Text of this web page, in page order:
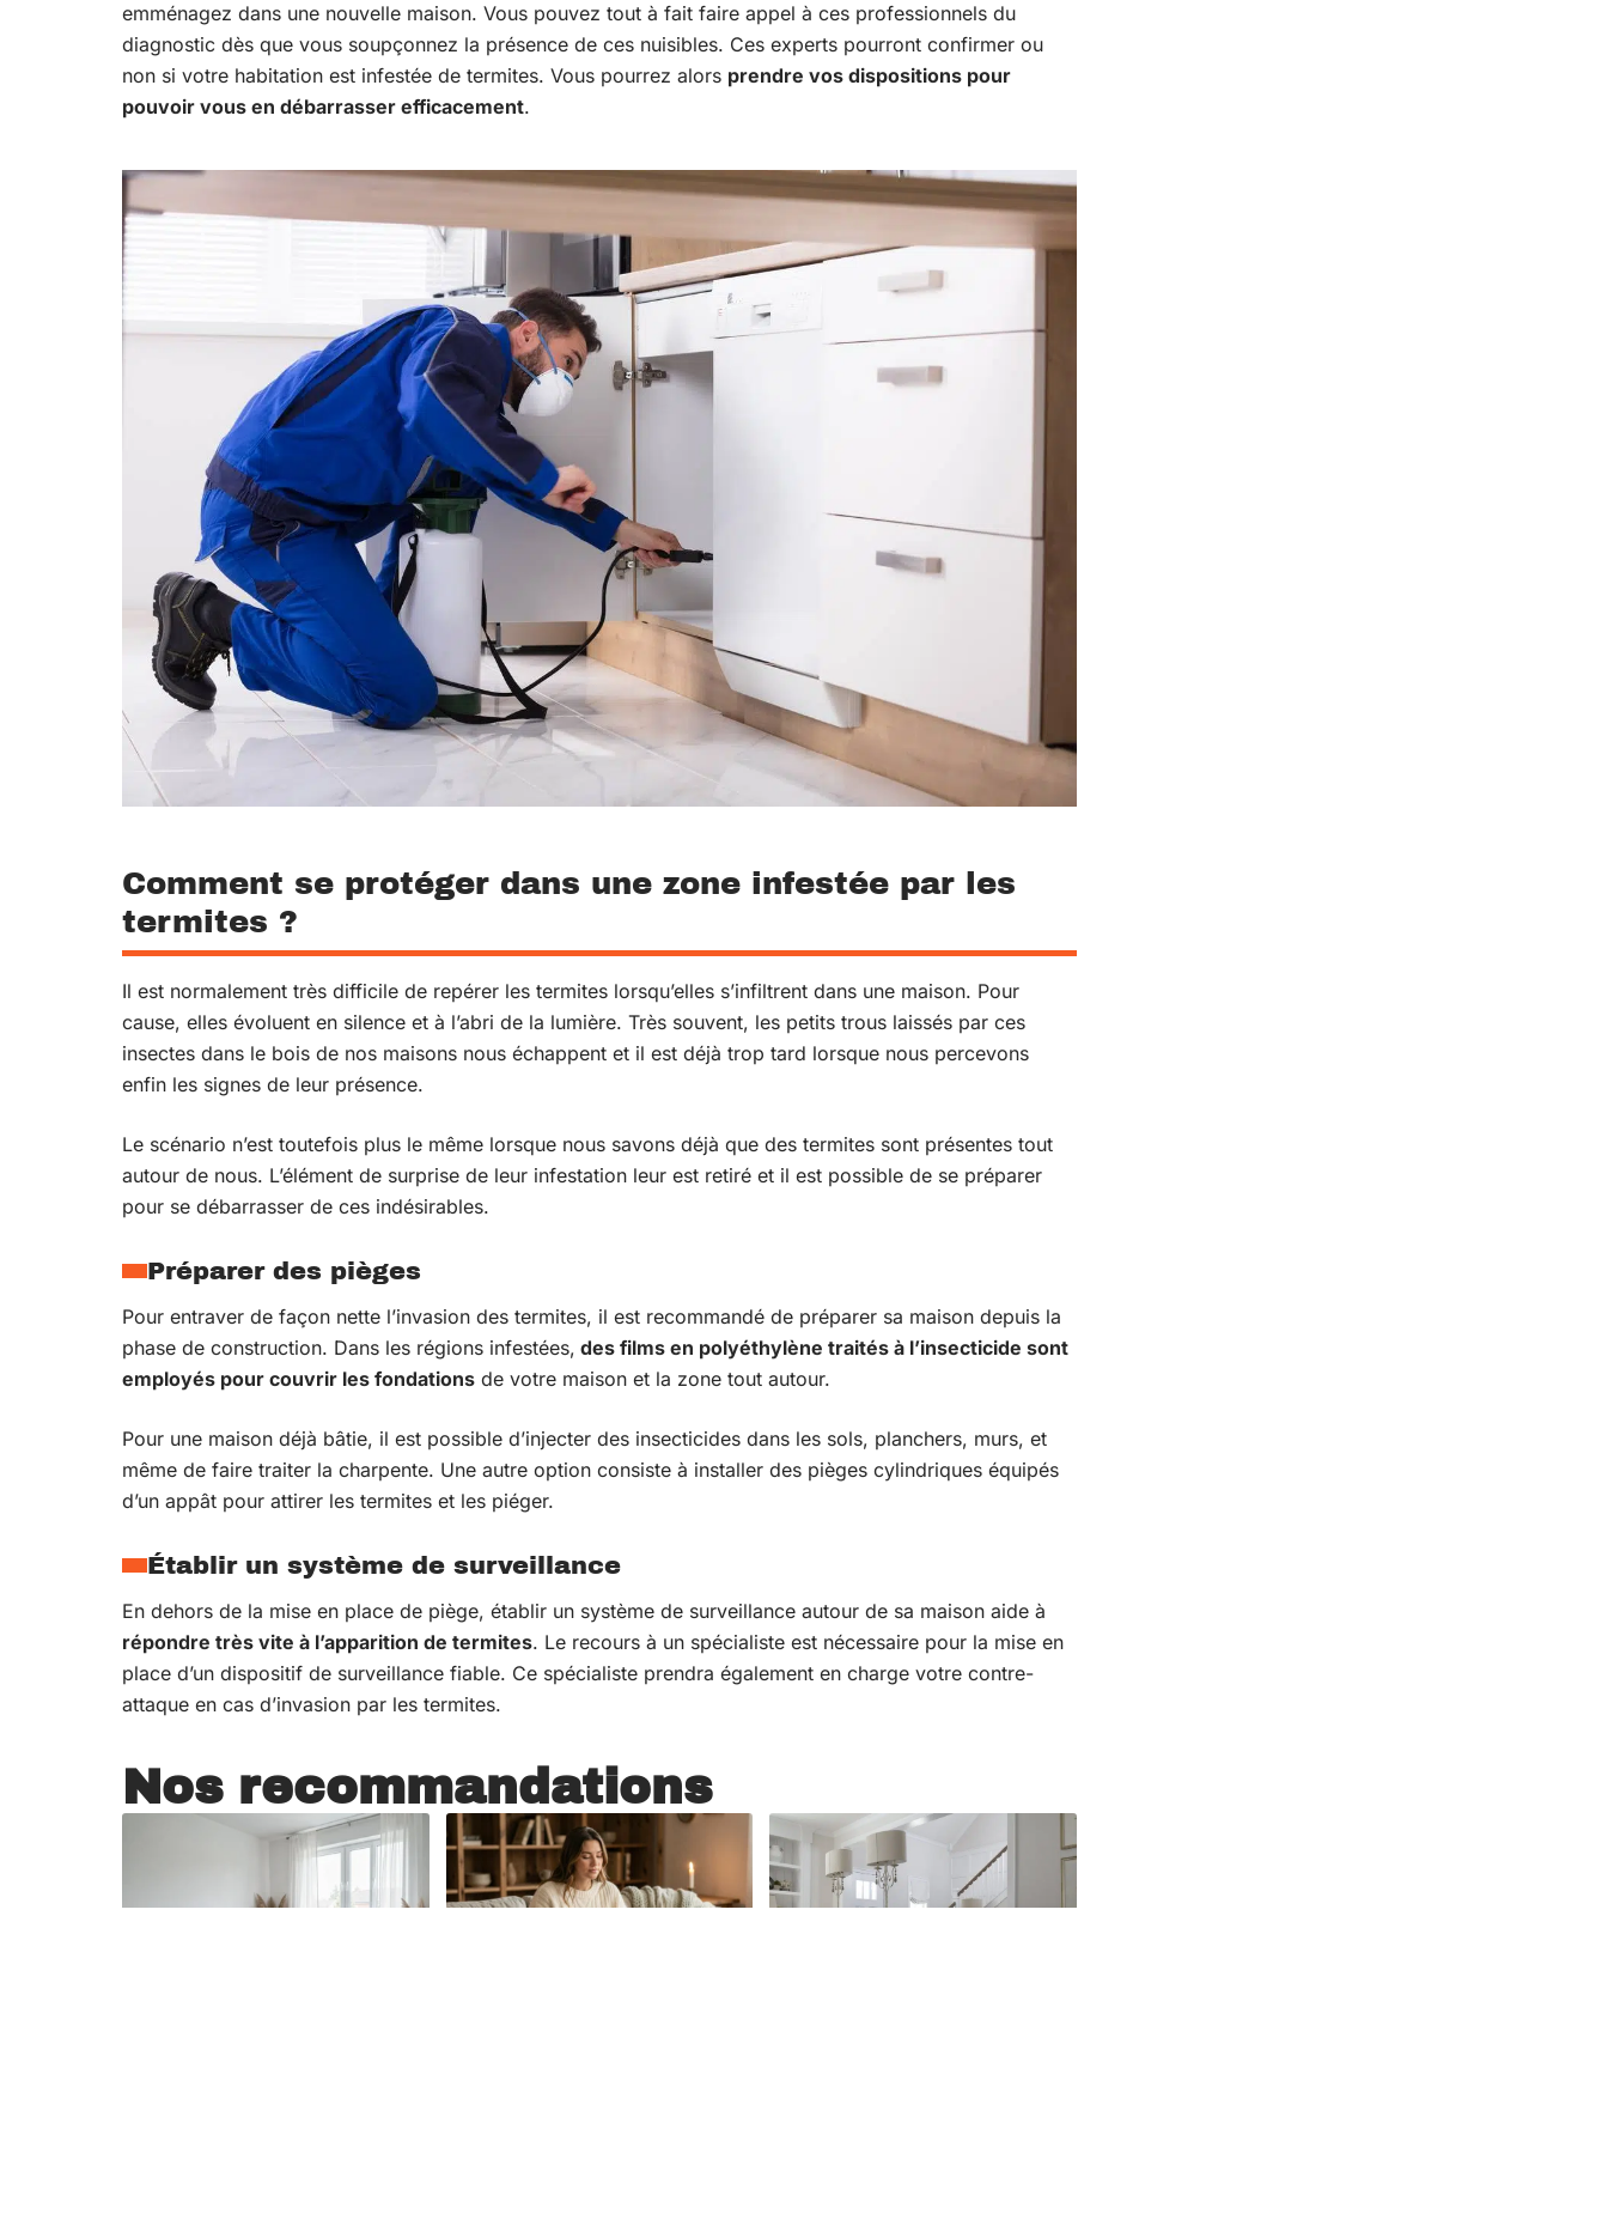
emménagez dans une nouvelle maison. Vous pouvez tout à fait faire appel à ces professionnels du
diagnostic dès que vous soupçonnez la présence de ces nuisibles. Ces experts pourront confirmer ou
non si votre habitation est infestée de termites. Vous pourrez alors prendre vos dispositions pour
pouvoir vous en débarrasser efficacement.
Comment se protéger dans une zone infestée par les
termites ?
Il est normalement très difficile de repérer les termites lorsqu’elles s’infiltrent dans une maison. Pour
cause, elles évoluent en silence et à l’abri de la lumière. Très souvent, les petits trous laissés par ces
insectes dans le bois de nos maisons nous échappent et il est déjà trop tard lorsque nous percevons
enfin les signes de leur présence.
Le scénario n’est toutefois plus le même lorsque nous savons déjà que des termites sont présentes tout
autour de nous. L’élément de surprise de leur infestation leur est retiré et il est possible de se préparer
pour se débarrasser de ces indésirables.
Préparer des pièges
Pour entraver de façon nette l’invasion des termites, il est recommandé de préparer sa maison depuis la
phase de construction. Dans les régions infestées, des films en polyéthylène traités à l’insecticide sont
employés pour couvrir les fondations de votre maison et la zone tout autour.
Pour une maison déjà bâtie, il est possible d’injecter des insecticides dans les sols, planchers, murs, et
même de faire traiter la charpente. Une autre option consiste à installer des pièges cylindriques équipés
d’un appât pour attirer les termites et les piéger.
Établir un système de surveillance
En dehors de la mise en place de piège, établir un système de surveillance autour de sa maison aide à
répondre très vite à l’apparition de termites. Le recours à un spécialiste est nécessaire pour la mise en
place d’un dispositif de surveillance fiable. Ce spécialiste prendra également en charge votre contre-
attaque en cas d’invasion par les termites.
Nos recommandations